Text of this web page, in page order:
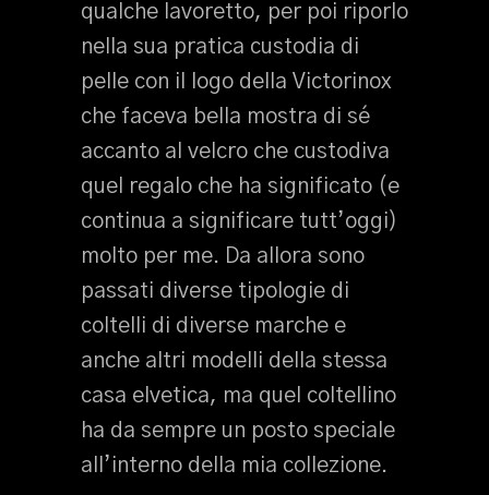
qualche lavoretto, per poi riporlo
nella sua pratica custodia di
pelle con il logo della Victorinox
che faceva bella mostra di sé
accanto al velcro che custodiva
quel regalo che ha significato (e
continua a significare tutt’oggi)
molto per me. Da allora sono
passati diverse tipologie di
coltelli di diverse marche e
anche altri modelli della stessa
casa elvetica, ma quel coltellino
ha da sempre un posto speciale
all’interno della mia collezione.